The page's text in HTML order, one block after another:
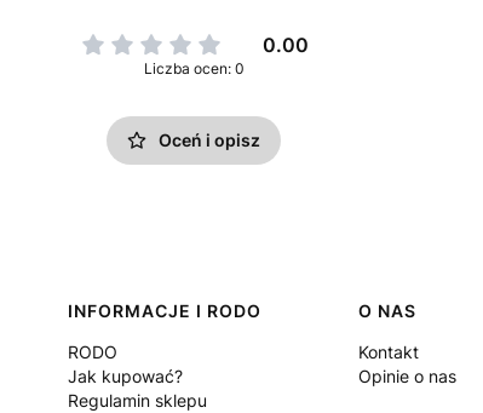
0.00
Liczba ocen: 0
Oceń i opisz
INFORMACJE I RODO
RODO
Jak kupować?
Regulamin sklepu
O NAS
Kontakt
Opinie o nas